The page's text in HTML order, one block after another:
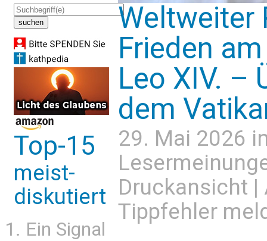
Top-15
meist-
diskutiert
Ein Signal
Weltweiter
Frieden
Leo XIV. –
dem
29. Mai 2026
Druckansicht |
Tippfehler